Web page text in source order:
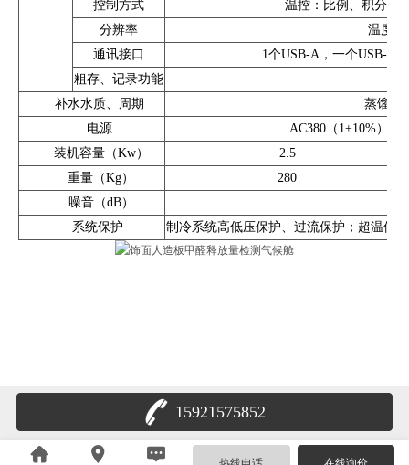
控制方式
温控：比例、积分、
分辨率
温度
通讯接口
1个USB-A，一个USB-B
粗存、记录功能
补水水质、周期
蒸馏水
电源
AC380（1±10%）
装机容量（Kw）
2.5
重量（Kg）
280
噪音（dB）
系统保护
制冷系统高低压保护、过流保护；超温保
15921575852